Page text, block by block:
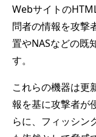
Webサイトの
問者の情報を攻撃
置やNASなどの既
す。
これらの機器は更
報を基に攻撃者が
らに、フィッシン